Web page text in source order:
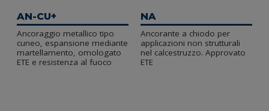
AN-CU+
Ancoraggio metallico tipo
cuneo, espansione mediante
martellamento, omologato
ETE e resistenza al fuoco
NA
Ancorante a chiodo per
applicazioni non strutturali
nel calcestruzzo. Approvato
ETE